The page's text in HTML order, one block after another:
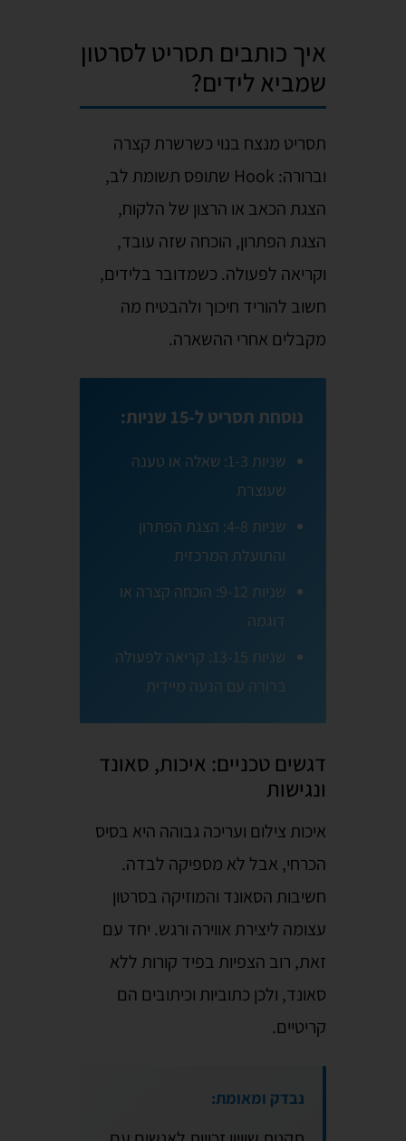
איך כותבים תסריט לסרטון
שמביא לידים?
תסריט מנצח בנוי כשרשרת קצרה
וברורה: Hook שתופס תשומת לב,
הצגת הכאב או הרצון של הלקוח,
הצגת הפתרון, הוכחה שזה עובד,
וקריאה לפעולה. כשמדובר בלידים,
חשוב להוריד חיכוך ולהבטיח מה
מקבלים אחרי ההשארה.
נוסחת תסריט ל-15 שניות:
שניות 1-3: שאלה או טענה
שעוצרת
שניות 4-8: הצגת הפתרון
והתועלת המרכזית
שניות 9-12: הוכחה קצרה או
דוגמה
שניות 13-15: קריאה לפעולה
ברורה עם הנעה מיידית
דגשים טכניים: איכות, סאונד
ונגישות
איכות צילום ועריכה גבוהה היא בסיס
הכרחי, אבל לא מספיקה לבדה.
חשיבות הסאונד והמוזיקה בסרטון
עצומה ליצירת אווירה ורגש. יחד עם
זאת, רוב הצפיות בפיד קורות ללא
סאונד, ולכן כתוביות וכיתובים הם
קריטיים.
נבדק ומאומת: